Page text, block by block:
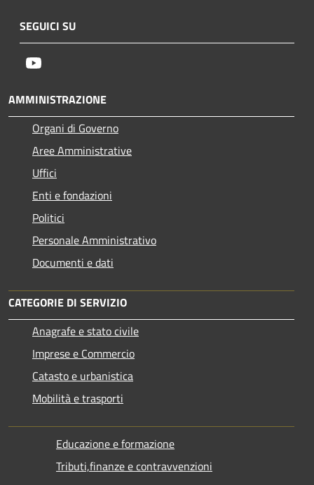
SEGUICI SU
AMMINISTRAZIONE
Organi di Governo
Aree Amministrative
Uffici
Enti e fondazioni
Politici
Personale Amministrativo
Documenti e dati
CATEGORIE DI SERVIZIO
Anagrafe e stato civile
Imprese e Commercio
Catasto e urbanistica
Mobilità e trasporti
Educazione e formazione
Tributi,finanze e contravvenzioni